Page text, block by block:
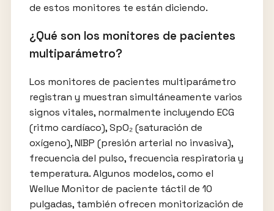
de estos monitores te están diciendo.
¿Qué son los monitores de pacientes
multiparámetro?
Los monitores de pacientes multiparámetro
registran y muestran simultáneamente varios
signos vitales, normalmente incluyendo ECG
(ritmo cardíaco), SpO₂ (saturación de
oxígeno), NIBP (presión arterial no invasiva),
frecuencia del pulso, frecuencia respiratoria y
temperatura. Algunos modelos, como el
Wellue Monitor de paciente táctil de 10
pulgadas, también ofrecen monitorización de